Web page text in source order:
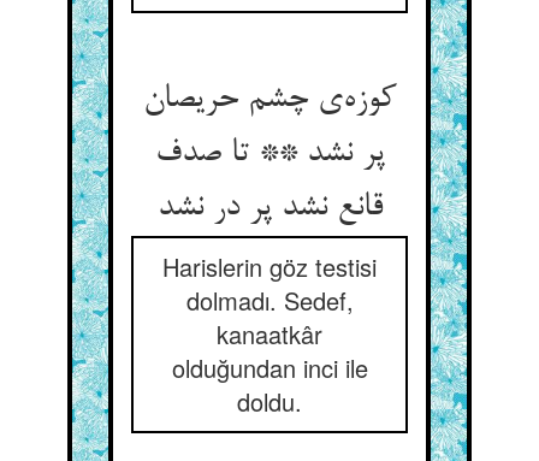
کوزه‌‌ی چشم حریصان
پر نشد ** تا صدف
قانع نشد پر در نشد
Harislerin göz testisi
dolmadı. Sedef,
kanaatkâr
olduğundan inci ile
doldu.